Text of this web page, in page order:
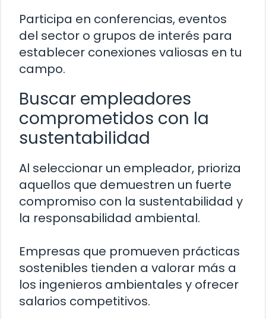
Participa en conferencias, eventos
del sector o grupos de interés para
establecer conexiones valiosas en tu
campo.
Buscar empleadores
comprometidos con la
sustentabilidad
Al seleccionar un empleador, prioriza
aquellos que demuestren un fuerte
compromiso con la sustentabilidad y
la responsabilidad ambiental.
Empresas que promueven prácticas
sostenibles tienden a valorar más a
los ingenieros ambientales y ofrecer
salarios competitivos.